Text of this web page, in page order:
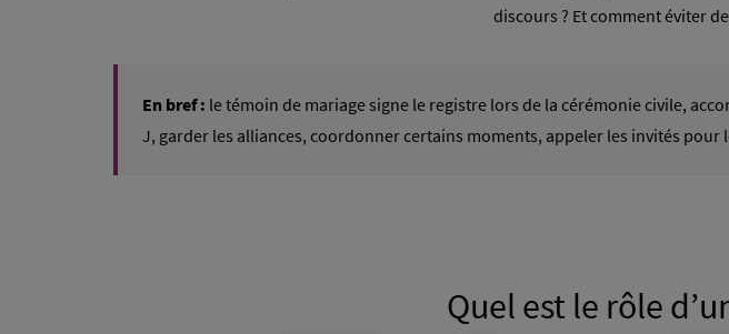
discours ? Et comment éviter
En bref : le témoin de mariage signe le registre lors de la cérémonie civile,
J, garder les alliances, coordonner certains moments, appeler les invités
Quel est le rôle